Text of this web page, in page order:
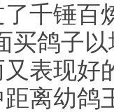
千锤百
买鸽子
表现好
离幼鸽